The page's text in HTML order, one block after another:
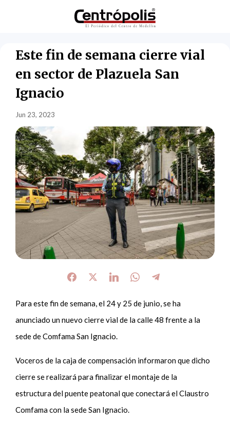
Este fin de semana cierre vial
en sector de Plazuela San
Ignacio
Jun 23, 2023
Para este fin de semana, el 24 y 25 de junio, se ha
anunciado un nuevo cierre vial de la calle 48 frente a la
sede de Comfama San Ignacio.
Voceros de la caja de compensación informaron que dicho
cierre se realizará para finalizar el montaje de la
estructura del puente peatonal que conectará el Claustro
Comfama con la sede San Ignacio.